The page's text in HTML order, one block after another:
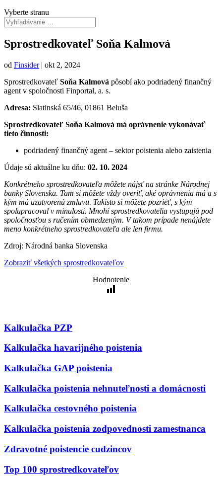
Vyberte stranu
Sprostredkovateľ Soňa Kalmová
od Finsider| okt 2, 2024
Sprostredkovateľ Soňa Kalmová pôsobí ako podriadený finančný
agent v spoločnosti Finportal, a. s.
Adresa: Slatinská 65/46, 01861 Beluša
Sprostredkovateľ Soňa Kalmová má oprávnenie vykonávať
tieto činnosti:
podriadený finančný agent – sektor poistenia alebo zaistenia
Údaje sú aktuálne ku dňu: 02. 10. 2024
Konkrétneho sprostredkovateľa môžete nájsť na stránke Národnej
banky Slovenska. Tam si môžete vždy overiť, aké oprávnenia má a s
kým má uzatvorenú zmluvu. Takisto si môžete pozrieť, s kým
spolupracoval v minulosti. Mnohí sprostredkovatelia vystupujú pod
spoločnosťou s ručením obmedzeným. V takom prípade nenájdete
meno konkrétneho sprostredkovateľa ale len firmu.
Zdroj: Národná banka Slovenska
Zobraziť všetkých sprostredkovateľov
Hodnotenie
Kalkulačka PZP
Kalkulačka havarijného poistenia
Kalkulačka GAP poistenia
Kalkulačka poistenia nehnuteľnosti a domácnosti
Kalkulačka cestovného poistenia
Kalkulačka poistenia zodpovednosti zamestnanca
Zdravotné poistencie cudzincov
Top 100 sprostredkovateľov